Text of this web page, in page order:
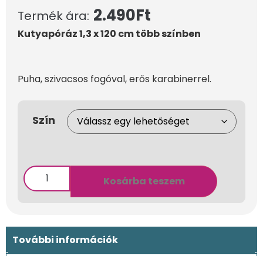
Termék ára: 2.490Ft
Kutyapóráz 1,3 x 120 cm több színben
Puha, szivacsos fogóval, erős karabinerrel.
Szín
Kosárba teszem
További információk